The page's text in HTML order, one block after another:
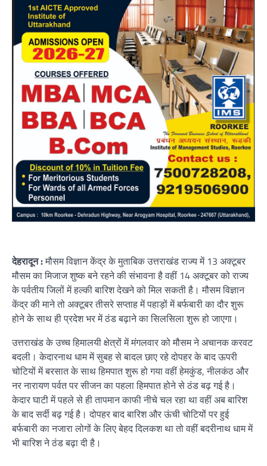
देहरादून :मौसम विज्ञान केंद्र के मुताबिक उत्तराखंड राज्य में 13 अक्टूबर
मौसम का मिजाज शुष्क बने रहने की संभावना है वहीं 14 अक्टूबर को राज्य
के पर्वतीय जिलों में हल्की बारिश देखने को मिल सकती है। मौसम विज्ञान
केंद्र की माने तो अक्टूबर तीसरे सप्ताह में पहाड़ों में बर्फबारी का दौर शुरू
होने के साथ ही प्रदेश भर में ठंड बढ़ाने का सिलसिला शुरू हो जाएगा।
उत्तराखंड के उच्च हिमालयी क्षेत्रों में मंगलवार को मौसम ने अचानक करवट
बदली। केदारनाथ धाम में सुबह से बादल छाए रहे दोपहर के बाद ऊपरी
चोटियों में बरसात के साथ हिमपात शुरू हो गया वहीं हेमकुंड, नीलकंठ और
नर नारायण पर्वत पर सीजन का पहला हिमपात होने से ठंड बढ़ गई है।
केदार घाटी में पहले से ही तापमान काफी नीचे चल रहा था वहीं अब बारिश
के बाद सर्दी बढ़ गई है। दोपहर बाद बारिश और ऊंची चोटियों पर हुई
बर्फबारी का नजारा लोगों के लिए बेहद दिलकश था तो वहीं बदरीनाथ धाम में
भी बारिश ने ठंड बढ़ा दी है।